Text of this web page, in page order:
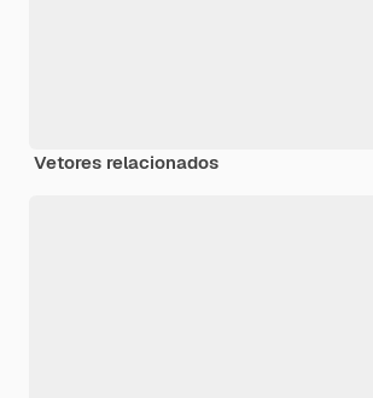
Vetores relacionados